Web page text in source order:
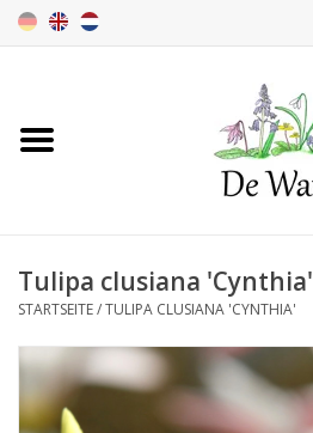
Startseite
Frühjahrsblüher
Sommerblüher
Herbstblüher
Tulipa clusiana 'Cynthia'
STARTSEITE/TULIPA CLUSIANA 'CYNTHIA'